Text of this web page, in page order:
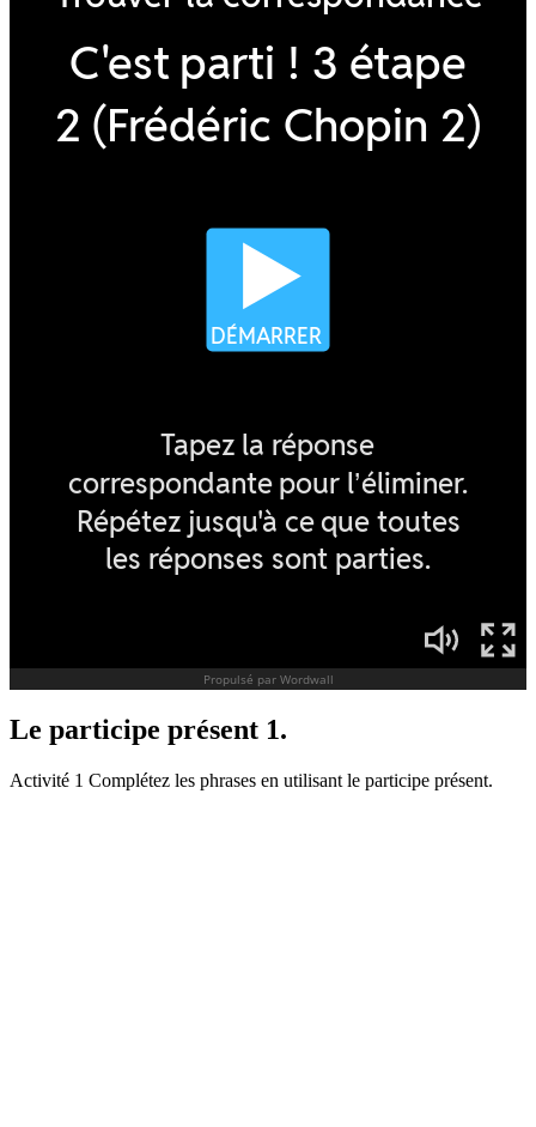
Le participe présent 1.
Activité 1 Complétez les phrases en utilisant le participe présent.